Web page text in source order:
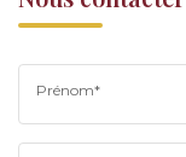
Prénom*